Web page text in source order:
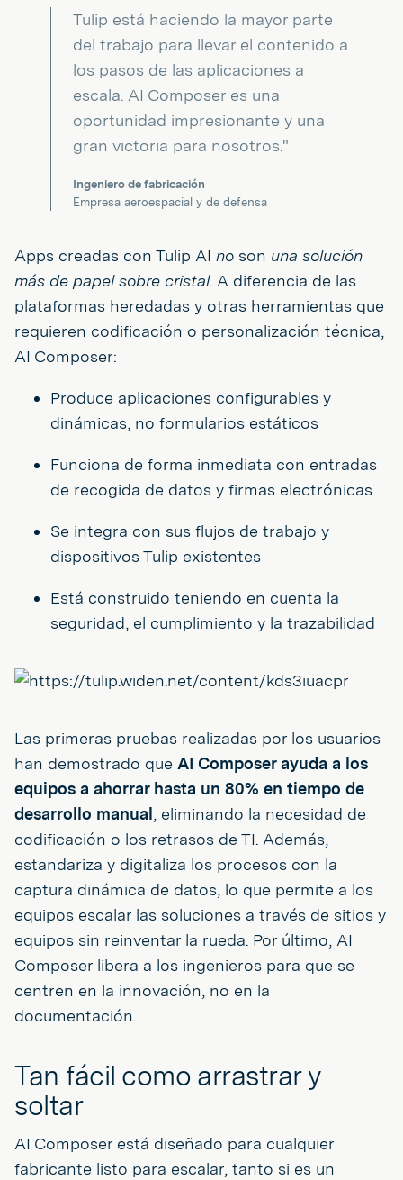
Tulip está haciendo la mayor parte
del trabajo para llevar el contenido a
los pasos de las aplicaciones a
escala. AI Composer es una
oportunidad impresionante y una
gran victoria para nosotros."
Ingeniero de fabricación
Empresa aeroespacial y de defensa
Apps creadas con Tulip AI no son una solución
más de papel sobre cristal. A diferencia de las
plataformas heredadas y otras herramientas que
requieren codificación o personalización técnica,
AI Composer:
Produce aplicaciones configurables y
dinámicas, no formularios estáticos
Funciona de forma inmediata con entradas
de recogida de datos y firmas electrónicas
Se integra con sus flujos de trabajo y
dispositivos Tulip existentes
Está construido teniendo en cuenta la
seguridad, el cumplimiento y la trazabilidad
Las primeras pruebas realizadas por los usuarios
han demostrado que AI Composer ayuda a los
equipos a ahorrar hasta un 80% en tiempo de
desarrollo manual , eliminando la necesidad de
codificación o los retrasos de TI. Además,
estandariza y digitaliza los procesos con la
captura dinámica de datos, lo que permite a los
equipos escalar las soluciones a través de sitios y
equipos sin reinventar la rueda. Por último, AI
Composer libera a los ingenieros para que se
centren en la innovación, no en la
documentación.
Tan fácil como arrastrar y
soltar
AI Composer está diseñado para cualquier
fabricante listo para escalar, tanto si es un